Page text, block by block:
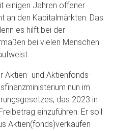
einigen Jahren offener
an den Kapitalmärkten. Das
es hilft bei der
bei vielen Menschen
Aktien- und Aktienfonds-
nun im
das 2023 in
einzuführen. Er soll
Aktien(fonds)verkäufen